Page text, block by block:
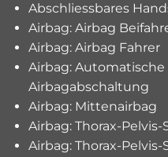
Abschliessbares
Airbag: Airbag
Airbag: Airbag Fahrer
Airbag: Automatische
Airbagabschaltung
Airbag: Mittenairbag
Airbag: Thorax-
Airbag: Thorax-